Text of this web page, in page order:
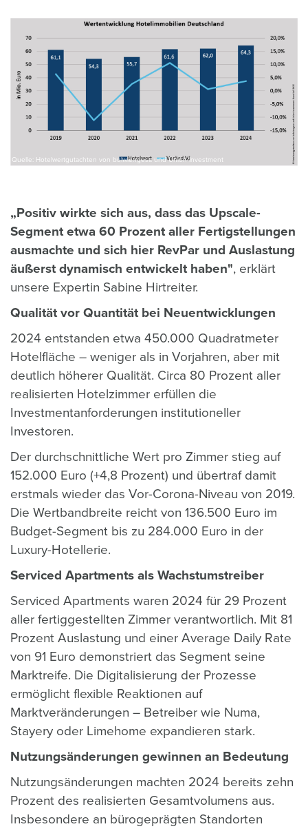
Quelle: Hotelwertgutachten von bulwiengesa und Union Investment
„Positiv wirkte sich aus, dass das Upscale-
Segment etwa 60 Prozent aller Fertigstellungen
ausmachte und sich hier RevPar und Auslastung
äußerst dynamisch entwickelt haben", erklärt
unsere Expertin Sabine Hirtreiter.
Qualität vor Quantität bei Neuentwicklungen
2024 entstanden etwa 450.000 Quadratmeter
Hotelfläche – weniger als in Vorjahren, aber mit
deutlich höherer Qualität. Circa 80 Prozent aller
realisierten Hotelzimmer erfüllen die
Investmentanforderungen institutioneller
Investoren.
Der durchschnittliche Wert pro Zimmer stieg auf
152.000 Euro (+4,8 Prozent) und übertraf damit
erstmals wieder das Vor-Corona-Niveau von 2019.
Die Wertbandbreite reicht von 136.500 Euro im
Budget-Segment bis zu 284.000 Euro in der
Luxury-Hotellerie.
Serviced Apartments als Wachstumstreiber
Serviced Apartments waren 2024 für 29 Prozent
aller fertiggestellten Zimmer verantwortlich. Mit 81
Prozent Auslastung und einer Average Daily Rate
von 91 Euro demonstriert das Segment seine
Marktreife. Die Digitalisierung der Prozesse
ermöglicht flexible Reaktionen auf
Marktveränderungen – Betreiber wie Numa,
Stayery oder Limehome expandieren stark.
Nutzungsänderungen gewinnen an Bedeutung
Nutzungsänderungen machten 2024 bereits zehn
Prozent des realisierten Gesamtvolumens aus.
Insbesondere an bürogeprägten Standorten